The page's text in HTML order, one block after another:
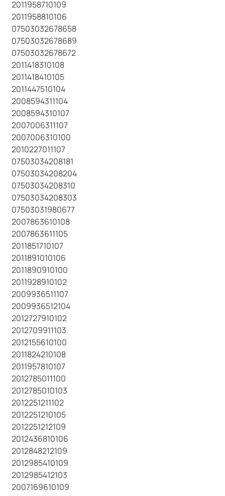
2011958710109
2011958810106
07503032678658
07503032678689
07503032678672
2011418310108
2011418410105
2011447510104
2008594311104
2008594310107
2007006311107
2007006310100
2010227011107
07503034208181
07503034208204
07503034208310
07503034208303
07503031980677
2007863610108
2007863611105
2011851710107
2011891010106
2011890910100
2011928910102
2009936511107
2009936512104
2012727910102
2012709911103
2012155610100
2011824210108
2011957810107
2012785011100
2012785010103
2012251211102
2012251210105
2012251212109
2012436810106
2012848212109
2012985410109
2012985412103
2007169610109